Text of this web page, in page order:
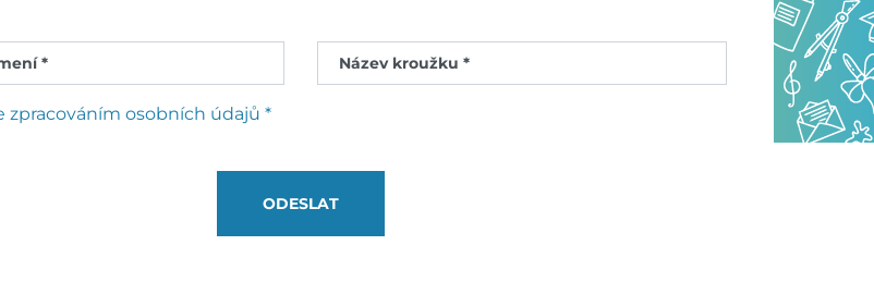
* Název kroužku *
zpracováním osobních údajů *